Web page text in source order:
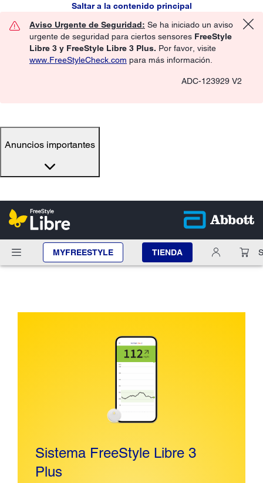
Saltar a la contenido principal
Aviso Urgente de Seguridad: Se ha iniciado un aviso
urgente de seguridad para ciertos sensores FreeStyle
Libre 3 y FreeStyle Libre 3 Plus. Por favor, visite
www.FreeStyleCheck.com para más información.
ADC-123929 V2
Anuncios importantes
MYFREESTYLE TIENDA
Sistema FreeStyle Libre 3
Plus